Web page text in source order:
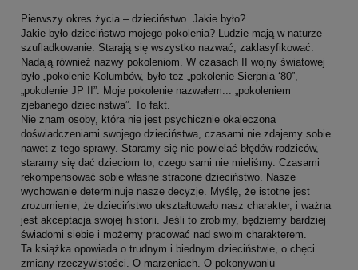
Pierwszy okres życia – dzieciństwo. Jakie było?
Jakie było dzieciństwo mojego pokolenia? Ludzie mają w naturze
szufladkowanie. Starają się wszystko nazwać, zaklasyfikować.
Nadają również nazwy pokoleniom. W czasach II wojny światowej
było „pokolenie Kolumbów, było też „pokolenie Sierpnia ‘80”,
„pokolenie JP II”. Moje pokolenie nazwałem... „pokoleniem
zjebanego dzieciństwa”. To fakt.
Nie znam osoby, która nie jest psychicznie okaleczona
doświadczeniami swojego dzieciństwa, czasami nie zdajemy sobie
nawet z tego sprawy. Staramy się nie powielać błędów rodziców,
staramy się dać dzieciom to, czego sami nie mieliśmy. Czasami
rekompensować sobie własne stracone dzieciństwo. Nasze
wychowanie determinuje nasze decyzje. Myślę, że istotne jest
zrozumienie, że dzieciństwo ukształtowało nasz charakter, i ważna
jest akceptacja swojej historii. Jeśli to zrobimy, będziemy bardziej
świadomi siebie i możemy pracować nad swoim charakterem.
Ta książka opowiada o trudnym i biednym dzieciństwie, o chęci
zmiany rzeczywistości. O marzeniach. O pokonywaniu